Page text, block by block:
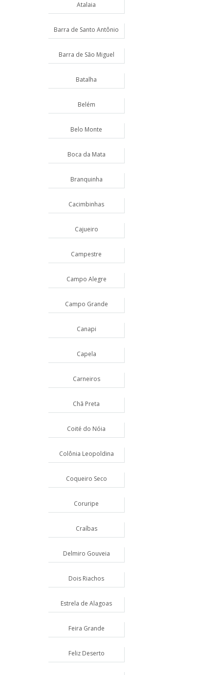
Atalaia
Barra de Santo Antônio
Barra de São Miguel
Batalha
Belém
Belo Monte
Boca da Mata
Branquinha
Cacimbinhas
Cajueiro
Campestre
Campo Alegre
Campo Grande
Canapi
Capela
Carneiros
Chã Preta
Coité do Nóia
Colônia Leopoldina
Coqueiro Seco
Coruripe
Craíbas
Delmiro Gouveia
Dois Riachos
Estrela de Alagoas
Feira Grande
Feliz Deserto